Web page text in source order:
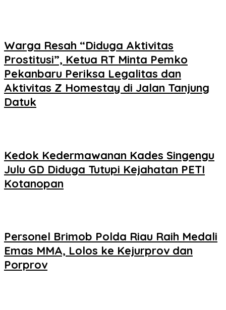
Warga Resah “Diduga Aktivitas
Prostitusi”, Ketua RT Minta Pemko
Pekanbaru Periksa Legalitas dan
Aktivitas Z Homestay di Jalan Tanjung
Datuk
Kedok Kedermawanan Kades Singengu
Julu GD Diduga Tutupi Kejahatan PETI
Kotanopan
Personel Brimob Polda Riau Raih Medali
Emas MMA, Lolos ke Kejurprov dan
Porprov